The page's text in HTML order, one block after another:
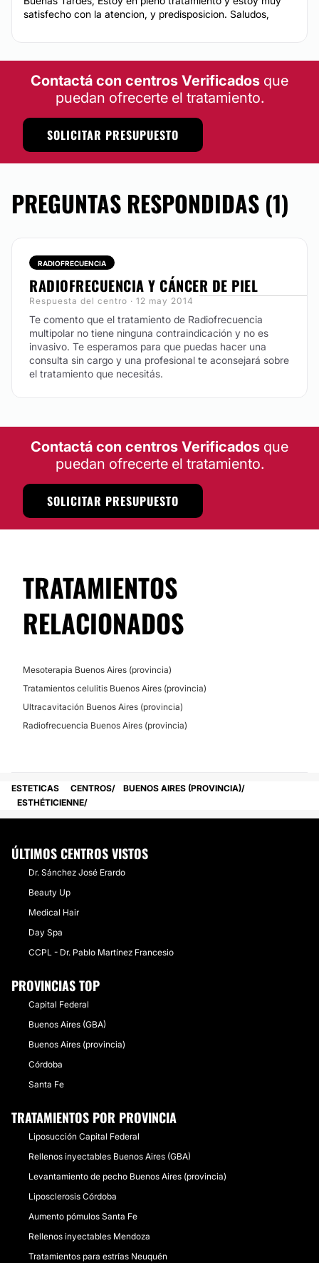
satisfecho con la atencion, y predisposicion. Saludos,
Contactá con centros Verificados que
puedan ofrecerte el tratamiento.
SOLICITAR PRESUPUESTO
PREGUNTAS RESPONDIDAS (1)
RADIOFRECUENCIA
RADIOFRECUENCIA Y CÁNCER DE PIEL
Respuesta del centro · 12 may 2014
Te comento que el tratamiento de Radiofrecuencia
multipolar no tiene ninguna contraindicación y no es
invasivo. Te esperamos para que puedas hacer una
consulta sin cargo y una profesional te aconsejará sobre
el tratamiento que necesitás.
Contactá con centros Verificados que
puedan ofrecerte el tratamiento.
SOLICITAR PRESUPUESTO
TRATAMIENTOS
RELACIONADOS
Mesoterapia Buenos Aires (provincia)
Tratamientos celulitis Buenos Aires (provincia)
Ultracavitación Buenos Aires (provincia)
Radiofrecuencia Buenos Aires (provincia)
ESTETICAS CENTROS
BUENOS AIRES (PROVINCIA)
ESTHÉTICIENNE
ÚLTIMOS CENTROS VISTOS
Dr. Sánchez José Erardo
Beauty Up
Medical Hair
Day Spa
CCPL - Dr. Pablo Martínez Francesio
PROVINCIAS TOP
Capital Federal
Buenos Aires (GBA)
Buenos Aires (provincia)
Córdoba
Santa Fe
TRATAMIENTOS POR PROVINCIA
Liposucción Capital Federal
Rellenos inyectables Buenos Aires (GBA)
Levantamiento de pecho Buenos Aires (provincia)
Liposclerosis Córdoba
Aumento pómulos Santa Fe
Rellenos inyectables Mendoza
Tratamientos para estrías Neuquén